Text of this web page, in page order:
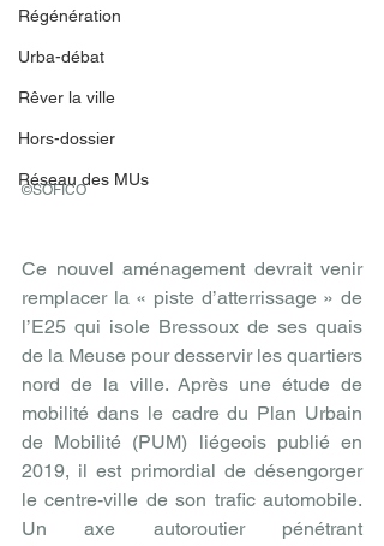
Régénération
Urba-débat
Rêver la ville
Hors-dossier
Réseau des MUs
©SOFICO
Ce nouvel aménagement devrait venir
remplacer la « piste d’atterrissage » de
l’E25 qui isole Bressoux de ses quais
de la Meuse pour desservir les quartiers
nord de la ville. Après une étude de
mobilité dans le cadre du Plan Urbain
de Mobilité (PUM) liégeois publié en
2019, il est primordial de désengorger
le centre-ville de son trafic automobile.
Un axe autoroutier pénétrant